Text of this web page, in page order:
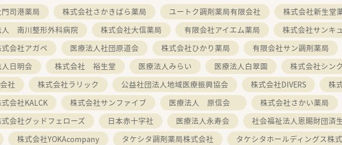
司港薬局 株式会社さかきばら薬局 ユートク調剤薬局有限会社 株式会社新生堂
人 南川整形外科病院 株式会社大信薬局 有限会社アイエム薬局 株式会社サンキ
会社アガペ 医療法人社団原道会 株式会社ひかり薬局 有限会社サン調剤薬局
日明会 株式会社 裕生堂 医療法人みらい 医療法人白翠園 株式会社シン
社
株式会社ラリック 公益社団法人地域医療振興協会 株式会社DIVERS 株
会社KALCK 株式会社サンファイブ 医療法人 原信会 株式会社さかい薬局
会社グッドフェローズ 日本赤十字社 医療法人永寿会 社会福祉法人恩賜財団済
株式会社YOKAcompany タケシタ調剤薬局株式会社 タケシタホールディングス株